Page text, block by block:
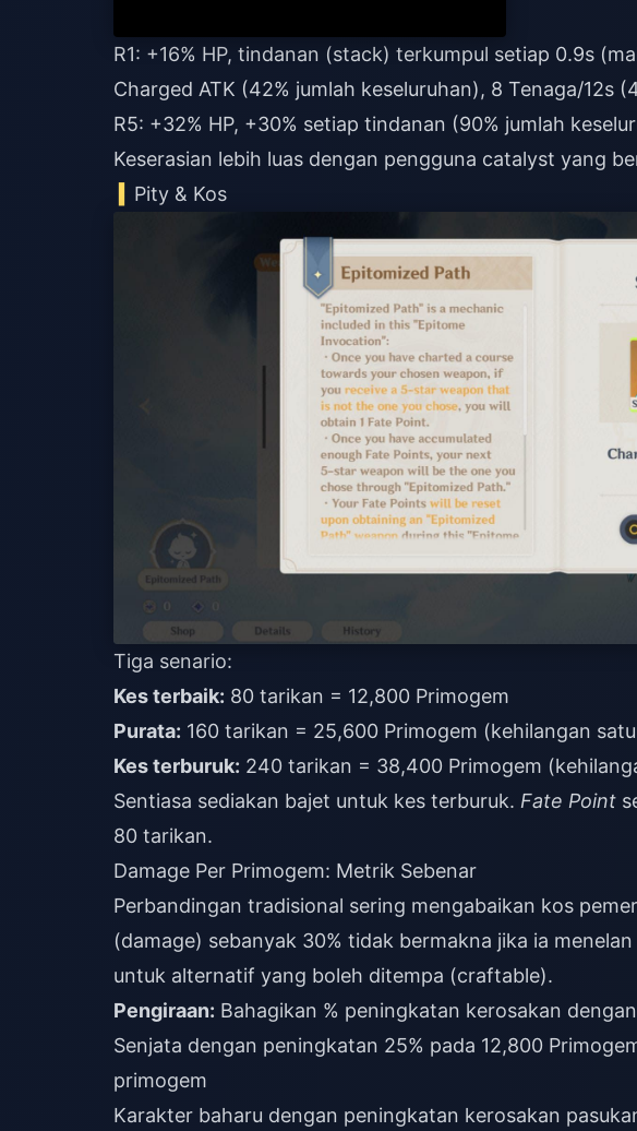
R1: +16% HP, tindanan (stack) terkumpul setiap 0.9s
Charged ATK (42% jumlah keseluruhan), 8 Tenaga/12s
R5: +32% HP, +30% setiap tindanan (90% jumlah
Keserasian lebih luas dengan pengguna catalyst yang
Pity & Kos
Tiga senario:
Kes terbaik: 80 tarikan = 12,800 Primogem
Purata: 160 tarikan = 25,600 Primogem (kehilangan
Kes terburuk: 240 tarikan = 38,400 Primogem
Sentiasa sediakan bajet untuk kes terburuk. Fate Point
80 tarikan.
Damage Per Primogem: Metrik Sebenar
Perbandingan tradisional sering mengabaikan kos
(damage) sebanyak 30% tidak bermakna jika ia
untuk alternatif yang boleh ditempa (craftable).
Pengiraan: Bahagikan % peningkatan kerosakan
Senjata dengan peningkatan 25% pada 12,800
primogem
Karakter baharu dengan peningkatan kerosakan